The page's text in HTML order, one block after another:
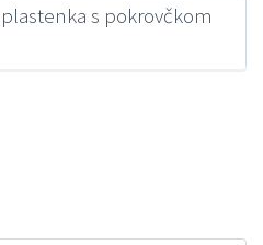
plastenka s pokrovčkom